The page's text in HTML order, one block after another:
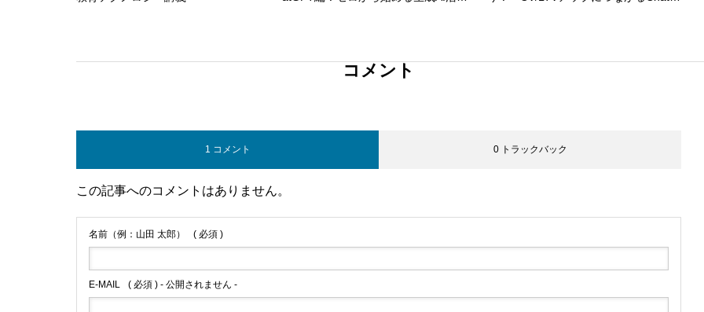
コメント
1 コメント 0 トラックバック
この記事へのコメントはありません。
名前（例：山田 太郎） ( 必須 )
E-MAIL ( 必須 ) - 公開されません -